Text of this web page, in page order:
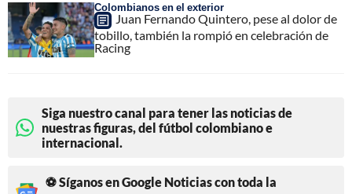
Colombianos en el exterior
Juan Fernando Quintero, pese al dolor de
tobillo, también la rompió en celebración de
Racing
Siga nuestro canal para tener las noticias de
nuestras figuras, del fútbol colombiano e
internacional.
⚽ Síganos en Google Noticias con toda la